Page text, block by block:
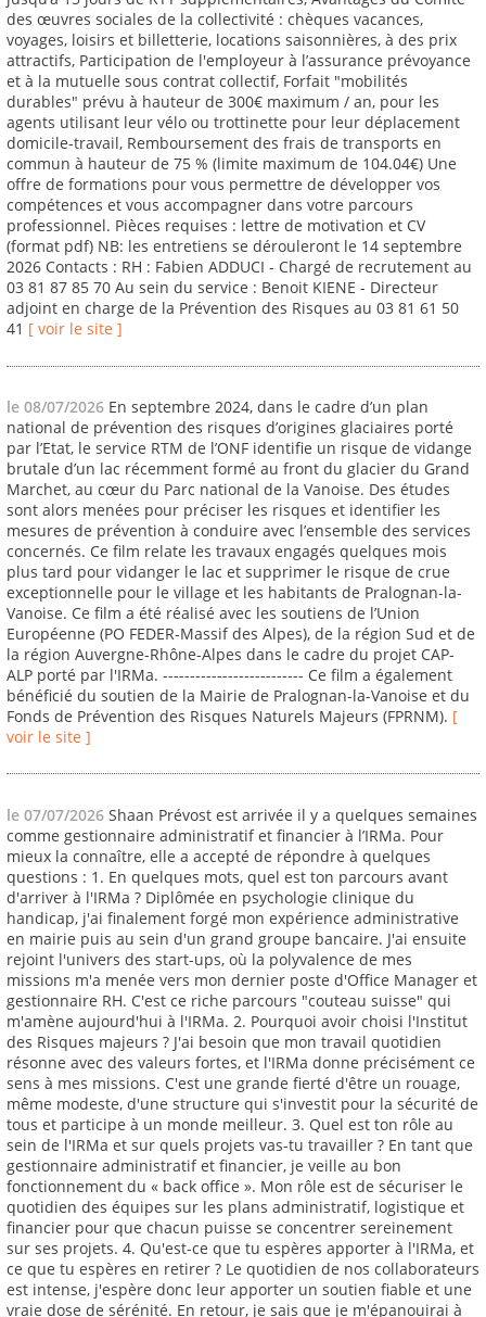
des œuvres sociales de la collectivité : chèques vacances,
voyages, loisirs et billetterie, locations saisonnières, à des prix
attractifs, Participation de l'employeur à l’assurance prévoyance
et à la mutuelle sous contrat collectif, Forfait "mobilités
durables" prévu à hauteur de 300€ maximum / an, pour les
agents utilisant leur vélo ou trottinette pour leur déplacement
domicile-travail, Remboursement des frais de transports en
commun à hauteur de 75 % (limite maximum de 104.04€) Une
offre de formations pour vous permettre de développer vos
compétences et vous accompagner dans votre parcours
professionnel. Pièces requises : lettre de motivation et CV
(format pdf) NB: les entretiens se dérouleront le 14 septembre
2026 Contacts : RH : Fabien ADDUCI - Chargé de recrutement au
03 81 87 85 70 Au sein du service : Benoit KIENE - Directeur
adjoint en charge de la Prévention des Risques au 03 81 61 50
41 [ voir le site ]
le 08/07/2026 En septembre 2024, dans le cadre d’un plan
national de prévention des risques d’origines glaciaires porté
par l’Etat, le service RTM de l’ONF identifie un risque de vidange
brutale d’un lac récemment formé au front du glacier du Grand
Marchet, au cœur du Parc national de la Vanoise. Des études
sont alors menées pour préciser les risques et identifier les
mesures de prévention à conduire avec l’ensemble des services
concernés. Ce film relate les travaux engagés quelques mois
plus tard pour vidanger le lac et supprimer le risque de crue
exceptionnelle pour le village et les habitants de Pralognan-la-
Vanoise. Ce film a été réalisé avec les soutiens de l’Union
Européenne (PO FEDER-Massif des Alpes), de la région Sud et de
la région Auvergne-Rhône-Alpes dans le cadre du projet CAP-
ALP porté par l'IRMa. -------------------------- Ce film a également
bénéficié du soutien de la Mairie de Pralognan-la-Vanoise et du
Fonds de Prévention des Risques Naturels Majeurs (FPRNM). [
voir le site ]
le 07/07/2026 Shaan Prévost est arrivée il y a quelques semaines
comme gestionnaire administratif et financier à l’IRMa. Pour
mieux la connaître, elle a accepté de répondre à quelques
questions : 1. En quelques mots, quel est ton parcours avant
d'arriver à l'IRMa ? Diplômée en psychologie clinique du
handicap, j'ai finalement forgé mon expérience administrative
en mairie puis au sein d'un grand groupe bancaire. J'ai ensuite
rejoint l'univers des start-ups, où la polyvalence de mes
missions m'a menée vers mon dernier poste d'Office Manager et
gestionnaire RH. C'est ce riche parcours "couteau suisse" qui
m'amène aujourd'hui à l'IRMa. 2. Pourquoi avoir choisi l'Institut
des Risques majeurs ? J'ai besoin que mon travail quotidien
résonne avec des valeurs fortes, et l'IRMa donne précisément ce
sens à mes missions. C'est une grande fierté d'être un rouage,
même modeste, d'une structure qui s'investit pour la sécurité de
tous et participe à un monde meilleur. 3. Quel est ton rôle au
sein de l'IRMa et sur quels projets vas-tu travailler ? En tant que
gestionnaire administratif et financier, je veille au bon
fonctionnement du « back office ». Mon rôle est de sécuriser le
quotidien des équipes sur les plans administratif, logistique et
financier pour que chacun puisse se concentrer sereinement
sur ses projets. 4. Qu'est-ce que tu espères apporter à l'IRMa, et
ce que tu espères en retirer ? Le quotidien de nos collaborateurs
est intense, j'espère donc leur apporter un soutien fiable et une
vraie dose de sérénité. En retour, je sais que je m'épanouirai à